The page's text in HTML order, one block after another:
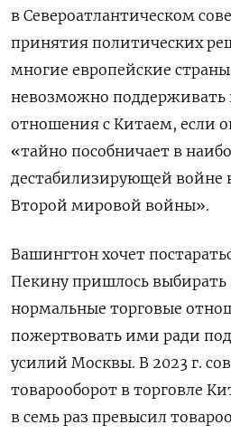
в Североатлантическом
принятия политических
многие европейские
невозможно поддерживать
отношения с Китаем, если
«тайно пособничает в
дестабилизирующей войне
Второй мировой войны».
Вашингтон хочет
Пекину пришлось
нормальные торговые
пожертвовать ими ради
усилий Москвы. В 2023 г.
товарооборот в торговле
в семь раз превысил